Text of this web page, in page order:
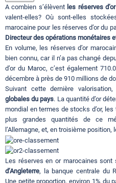
Contact
A combien s’élèvent les réserves
valent-elles? Où sont-elles
marocaine pour les réserves d’or du
Directeur des opérations monétaires
En volume, les réserves d’or
bien connu, car il n’a pas changé
d’or du Maroc, c’est également
décembre à près de 910 millions de
Suivant cette dernière
globales du pays. La quantité d’or
mondial en termes de stocks d’or,
plus grandes quantités de ce
l’Allemagne, et, en troisième
Les réserves en or marocaines sont
d’Angleterre, la banque centrale du
Une petite proportion, environ 1% du